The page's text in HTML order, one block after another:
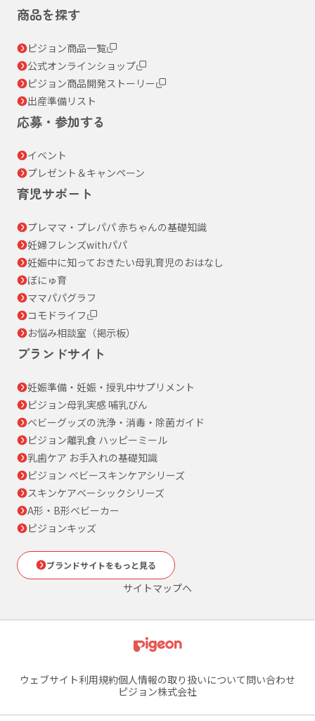
商品を探す
ピジョン商品一覧
公式オンラインショップ
ピジョン商品開発ストーリー
出産準備リスト
応募・参加する
イベント
プレゼント＆キャンペーン
育児サポート
プレママ・プレパパ 赤ちゃんの基礎知識
妊婦フレンズwithパパ
妊娠中に知っておきたい母乳育児のおはなし
ぼにゅ育
ママパパグラフ
コモドライフ
お悩み相談室（掲示板）
ブランドサイト
妊娠準備・妊娠・授乳中サプリメント
ピジョン母乳実感 哺乳びん
ベビーグッズの洗浄・消毒・除菌ガイド
ピジョン離乳食 ハッピーミール
乳歯ケア お手入れの基礎知識
ピジョン ベビースキンケアシリーズ
スキンケアベーシックシリーズ
A形・B形ベビーカー
ピジョンキッズ
ブランドサイトをもっと見る
サイトマップへ
ウェブサイト利用規約個人情報の取り扱いについて問い合わせ
ピジョン株式会社